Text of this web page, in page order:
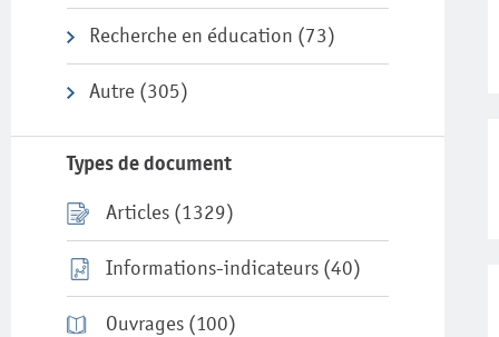
Recherche en éducation (73)
Autre (305)
Types de document
Articles (1329)
Informations-indicateurs (40)
Ouvrages (100)